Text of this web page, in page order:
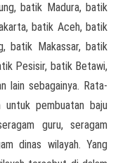
batik Madura, batik
batik Aceh, batik
batik Makassar, batik
Pesisir, batik Betawi,
lain sebagainya. Rata-
pembuatan baju
guru, seragam
dinas wilayah. Yang